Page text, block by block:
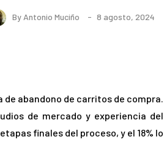
By Antonio Muciño 8 agosto, 2024
abandono de carritos de compra.
de mercado y experiencia del
finales del proceso, y el 18% lo